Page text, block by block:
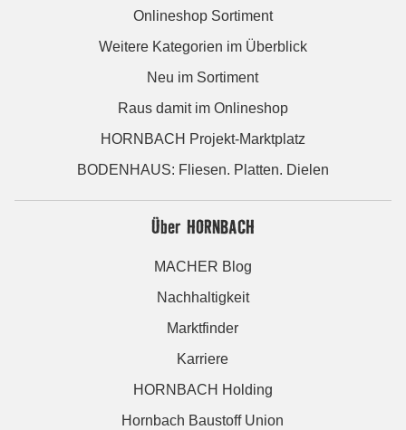
Onlineshop Sortiment
Weitere Kategorien im Überblick
Neu im Sortiment
Raus damit im Onlineshop
HORNBACH Projekt-Marktplatz
BODENHAUS: Fliesen. Platten. Dielen
Über HORNBACH
MACHER Blog
Nachhaltigkeit
Marktfinder
Karriere
HORNBACH Holding
Hornbach Baustoff Union